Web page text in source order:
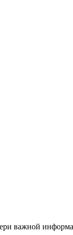
важной